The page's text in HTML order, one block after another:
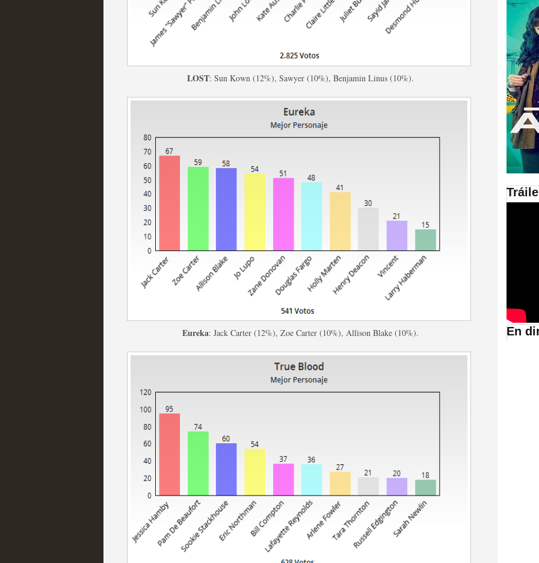
Las series disponibles en las plataformas SVOD
tienen fecha de caducidad
La barrera de las 500 series al año se superará
desde Silicon Valley
MOLTISANTI
Recomendación de la semana
Mi experiencia como usuario de HBO España
The Get Down o cómo acabar siendo una de las
series más caras de la historia
MOLTISANTI
Recomendación de la semana
LOST: Sun Kown (12%), Sawyer (10%), Benjamin Linus (10%).
Eureka: Jack Carter (12%), Zoe Carter (10%), Allison Blake (10%). En